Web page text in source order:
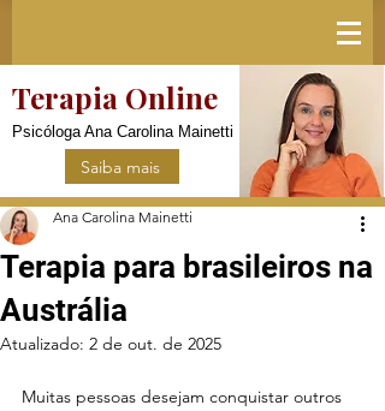
Terapia Online
Psicóloga Ana Carolina Mainetti
Saiba mais
Terapia para brasileiros na
Austrália
Ana Carolina Mainetti
Atualizado: 2 de out. de 2025
Muitas pessoas desejam conquistar outros